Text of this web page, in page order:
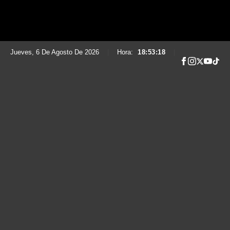
Jueves, 6 De Agosto De 2026 Hora: 18:53:19